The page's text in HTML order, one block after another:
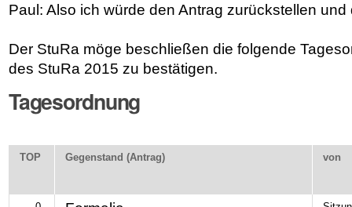
Paul: Also ich würde den Antrag zurückstellen
Der StuRa möge beschließen die folgende
des StuRa 2015 zu bestätigen.
Tagesordnung
TOP Gegenstand (Antrag) von